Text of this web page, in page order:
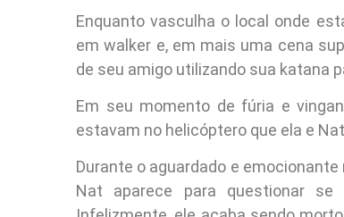
Enquanto vasculha o local onde
em walker e, em mais uma cena
de seu amigo utilizando sua katana
Em seu momento de fúria e
estavam no helicóptero que ela e
Durante o aguardado e
Nat aparece para questionar